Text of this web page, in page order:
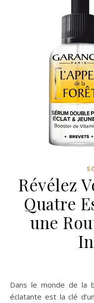
Révélez
Quatre
une
Dans le monde de la beauté et de la mode, une peau
éclatante est la clé